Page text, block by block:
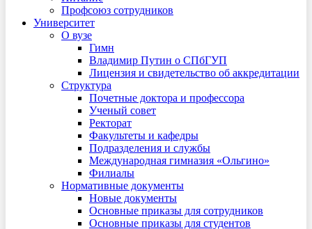
Профсоюз сотрудников
Университет
О вузе
Гимн
Владимир Путин о СПбГУП
Лицензия и свидетельство об аккредитации
Структура
Почетные доктора и профессора
Ученый совет
Ректорат
Факультеты и кафедры
Подразделения и службы
Международная гимназия «Ольгино»
Филиалы
Нормативные документы
Новые документы
Основные приказы для сотрудников
Основные приказы для студентов